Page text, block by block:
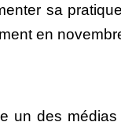
sa
en
un des